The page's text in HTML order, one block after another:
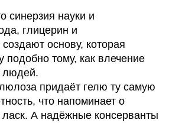
синерзия науки и
глицерин и
основу, которая
подобно тому, как влечение
людей.
придаёт гелю ту самую
что напоминает о
А надёжные консерванты